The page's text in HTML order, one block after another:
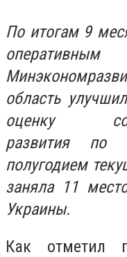
По итогам 9
область
оценку
развития по
полугодием
заняла 11
Украины.
Как отметил